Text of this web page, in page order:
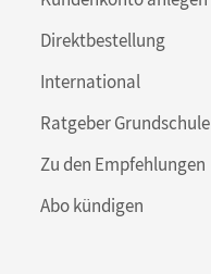
Direktbestellung
International
Ratgeber Grundschule
Zu den Empfehlungen
Abo kündigen